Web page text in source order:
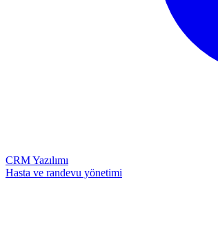
CRM Yazılımı
Hasta ve randevu yönetimi